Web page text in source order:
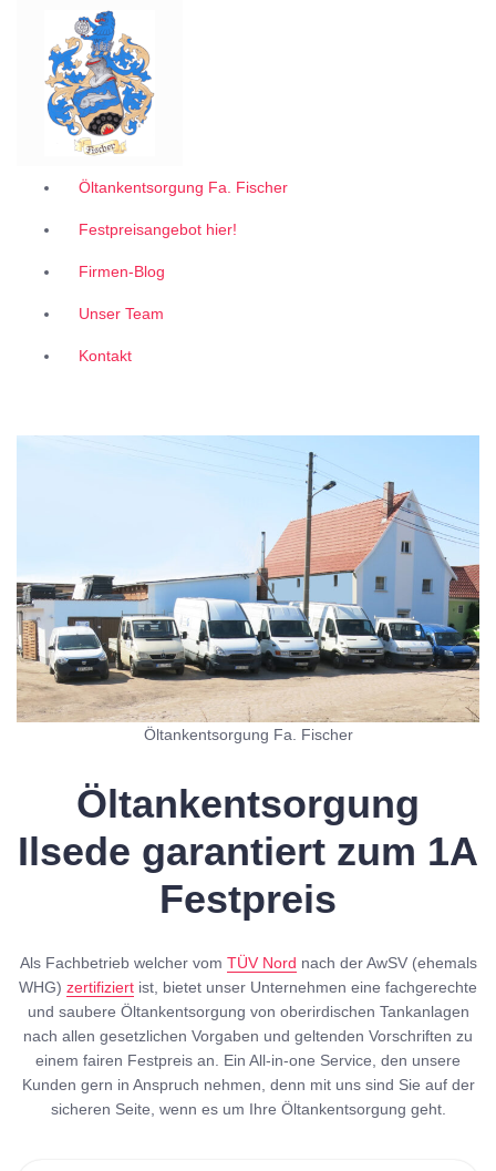
Garantiert zum 1A Festpreis
Öltankentsorgung Fa. Fischer
Festpreisangebot hier!
Firmen-Blog
Unser Team
Kontakt
Öltankentsorgung Fa. Fischer
Öltankentsorgung
Ilsede garantiert zum 1A
Festpreis
Als Fachbetrieb welcher vom TÜV Nord nach der AwSV (ehemals
WHG) zertifiziert ist, bietet unser Unternehmen eine fachgerechte
und saubere Öltankentsorgung von oberirdischen Tankanlagen
nach allen gesetzlichen Vorgaben und geltenden Vorschriften zu
einem fairen Festpreis an. Ein All-in-one Service, den unsere
Kunden gern in Anspruch nehmen, denn mit uns sind Sie auf der
sicheren Seite, wenn es um Ihre Öltankentsorgung geht.